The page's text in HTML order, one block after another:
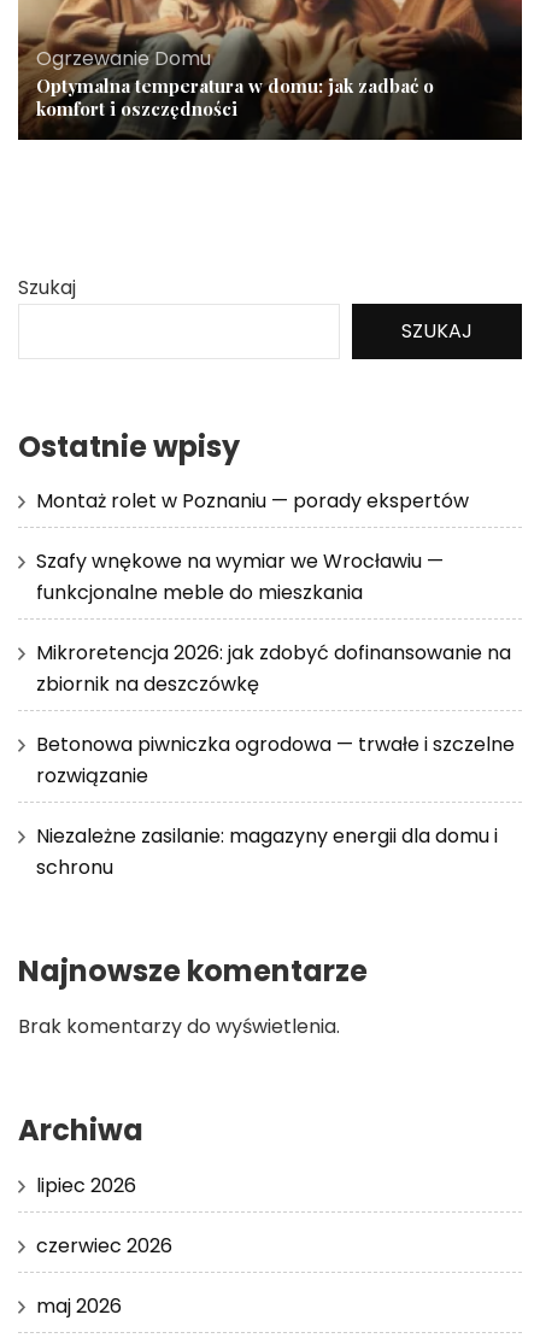
Ogrzewanie Domu
Optymalna temperatura w domu: jak zadbać o
komfort i oszczędności
Szukaj
SZUKAJ
Ostatnie wpisy
Montaż rolet w Poznaniu — porady ekspertów
Szafy wnękowe na wymiar we Wrocławiu —
funkcjonalne meble do mieszkania
Mikroretencja 2026: jak zdobyć dofinansowanie na
zbiornik na deszczówkę
Betonowa piwniczka ogrodowa — trwałe i szczelne
rozwiązanie
Niezależne zasilanie: magazyny energii dla domu i
schronu
Najnowsze komentarze
Brak komentarzy do wyświetlenia.
Archiwa
lipiec 2026
czerwiec 2026
maj 2026